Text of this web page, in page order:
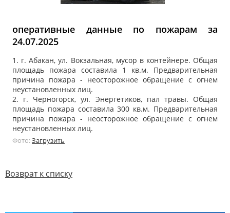
оперативные данные по пожарам за
24.07.2025
1. г. Абакан, ул. Вокзальная, мусор в контейнере. Общая
площадь пожара составила 1 кв.м. Предварительная
причина пожара - неосторожное обращение с огнем
неустановленных лиц.
2. г. Черногорск, ул. Энергетиков, пал травы. Общая
площадь пожара составила 300 кв.м. Предварительная
причина пожара - неосторожное обращение с огнем
неустановленных лиц.
Фото:Загрузить
Возврат к списку